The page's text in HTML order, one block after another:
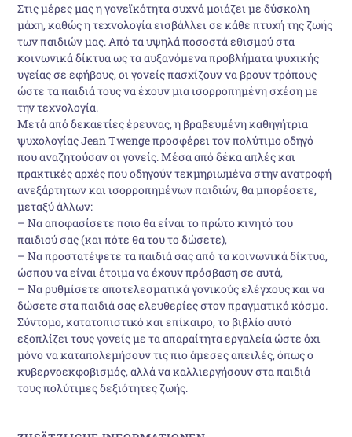
Στις μέρες μας η γονεϊκότητα συχνά μοιάζει με δύσκολη
μάχη, καθώς η τεχνολογία εισβάλλει σε κάθε πτυχή της ζωής
των παιδιών μας. Από τα υψηλά ποσοστά εθισμού στα
κοινωνικά δίκτυα ως τα αυξανόμενα προβλήματα ψυχικής
υγείας σε εφήβους, οι γονείς πασχίζουν να βρουν τρόπους
ώστε τα παιδιά τους να έχουν μια ισορροπημένη σχέση με
την τεχνολογία.
Μετά από δεκαετίες έρευνας, η βραβευμένη καθηγήτρια
ψυχολογίας Jean Twenge προσφέρει τον πολύτιμο οδηγό
που αναζητούσαν οι γονείς. Μέσα από δέκα απλές και
πρακτικές αρχές που οδηγούν τεκμηριωμένα στην ανατροφή
ανεξάρτητων και ισορροπημένων παιδιών, θα μπορέσετε,
μεταξύ άλλων:
– Να αποφασίσετε ποιο θα είναι το πρώτο κινητό του
παιδιού σας (και πότε θα του το δώσετε),
– Να προστατέψετε τα παιδιά σας από τα κοινωνικά δίκτυα,
ώσπου να είναι έτοιμα να έχουν πρόσβαση σε αυτά,
– Να ρυθμίσετε αποτελεσματικά γονικούς ελέγχους και να
δώσετε στα παιδιά σας ελευθερίες στον πραγματικό κόσμο.
Σύντομο, κατατοπιστικό και επίκαιρο, το βιβλίο αυτό
εξοπλίζει τους γονείς με τα απαραίτητα εργαλεία ώστε όχι
μόνο να καταπολεμήσουν τις πιο άμεσες απειλές, όπως ο
κυβερνοεκφοβισμός, αλλά να καλλιεργήσουν στα παιδιά
τους πολύτιμες δεξιότητες ζωής.